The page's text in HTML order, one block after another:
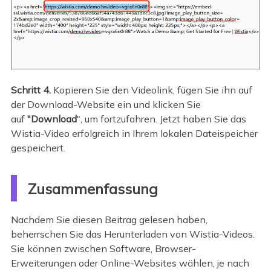
Schritt 4. Kopieren Sie den Videolink, fügen Sie ihn auf
der Download-Website ein und klicken Sie
auf "Download", um fortzufahren. Jetzt haben Sie das
Wistia-Video erfolgreich in Ihrem lokalen Dateispeicher
gespeichert.
Zusammenfassung
Nachdem Sie diesen Beitrag gelesen haben,
beherrschen Sie das Herunterladen von Wistia-Videos.
Sie können zwischen Software, Browser-
Erweiterungen oder Online-Websites wählen, je nach